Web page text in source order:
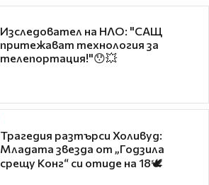
Изследовател на НЛО: "САЩ
притежават технология за
телепортация!"😯💥
Трагедия разтърси Холивуд:
Младата звезда от „Годзила
срещу Конг“ си отиде на 18🕊️